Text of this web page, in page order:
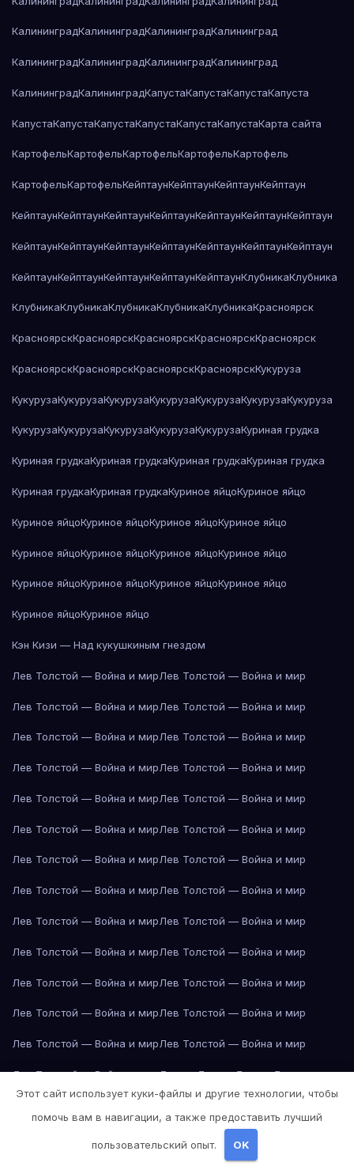
КалининградКалининградКалининградКалининград
КалининградКалининградКалининградКалининград
КалининградКалининградКапустаКапустаКапустаКапуста
КапустаКапустаКапустаКапустаКапустаКапустаКарта сайта
КартофельКартофельКартофельКартофельКартофель
КартофельКартофельКейптаунКейптаунКейптаунКейптаун
КейптаунКейптаунКейптаунКейптаунКейптаунКейптаунКейптаун
КейптаунКейптаунКейптаунКейптаунКейптаунКейптаунКейптаун
КейптаунКейптаунКейптаунКейптаунКейптаунКлубникаКлубника
КлубникаКлубникаКлубникаКлубникаКлубникаКрасноярск
КрасноярскКрасноярскКрасноярскКрасноярскКрасноярск
КрасноярскКрасноярскКрасноярскКрасноярскКукуруза
КукурузаКукурузаКукурузаКукурузаКукурузаКукурузаКукуруза
КукурузаКукурузаКукурузаКукурузаКукурузаКуриная грудка
Куриная грудкаКуриная грудкаКуриная грудкаКуриная грудка
Куриная грудкаКуриная грудкаКуриное яйцоКуриное яйцо
Куриное яйцоКуриное яйцоКуриное яйцоКуриное яйцо
Куриное яйцоКуриное яйцоКуриное яйцоКуриное яйцо
Куриное яйцоКуриное яйцоКуриное яйцоКуриное яйцо
Куриное яйцоКуриное яйцо
Кэн Кизи — Над кукушкиным гнездом
Лев Толстой — Война и мирЛев Толстой — Война и мир
Лев Толстой — Война и мирЛев Толстой — Война и мир
Лев Толстой — Война и мирЛев Толстой — Война и мир
Лев Толстой — Война и мирЛев Толстой — Война и мир
Лев Толстой — Война и мирЛев Толстой — Война и мир
Лев Толстой — Война и мирЛев Толстой — Война и мир
Лев Толстой — Война и мирЛев Толстой — Война и мир
Лев Толстой — Война и мирЛев Толстой — Война и мир
Лев Толстой — Война и мирЛев Толстой — Война и мир
Лев Толстой — Война и мирЛев Толстой — Война и мир
Лев Толстой — Война и мирЛев Толстой — Война и мир
Лев Толстой — Война и мирЛев Толстой — Война и мир
Лев Толстой — Война и мирЛев Толстой — Война и мир
Лев Толстой — Война и мирЛондонЛондонЛондонЛондон
Лос-Анджелес Лос-Анджелес
Лос-АнджелесЛос-Анджелес
Этот сайт использует куки-файлы и другие технологии, чтобы
помочь вам в навигации, а также предоставить лучший
пользовательский опыт. OK